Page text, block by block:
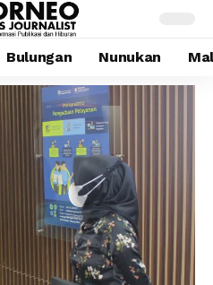
Bulungan Nunukan